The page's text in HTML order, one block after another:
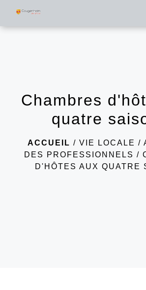
Chambres
quatre
ACCUEIL / VIE LOCALE /
DES PROFESSIONNELS /
D'HÔTES AUX QUATRE